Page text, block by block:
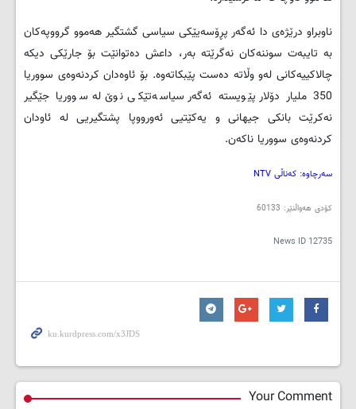
ناوبراو درێژەی دا ئەگەر پڕۆسەیێکی سیاسی گشتگیر هەموو گرووپەکان
بە تایبەت سوننەکان نەگرێتە بەر، داعش دەتوانێت بۆ جارێکی دیکە
چالاکییەکانی لەو وڵاتە دەست پێبکاتەوە. بۆ ئاوەدان کردنەوەی سووریا
350 ملیار دۆلار پێویستە ئەگەر سیاسەتێکی نوێ لە سووریا جێگیر
نەکرێت بانکی جیهانی و یەکێتیی ئەورووپا پشتگیریی لە ئاودان
کردنەوەی سووریا ناکەن.
سەرچاوە: کەناڵی NTV
کۆدی هەواڵنێر: 60133
News ID 12735
Your Comment